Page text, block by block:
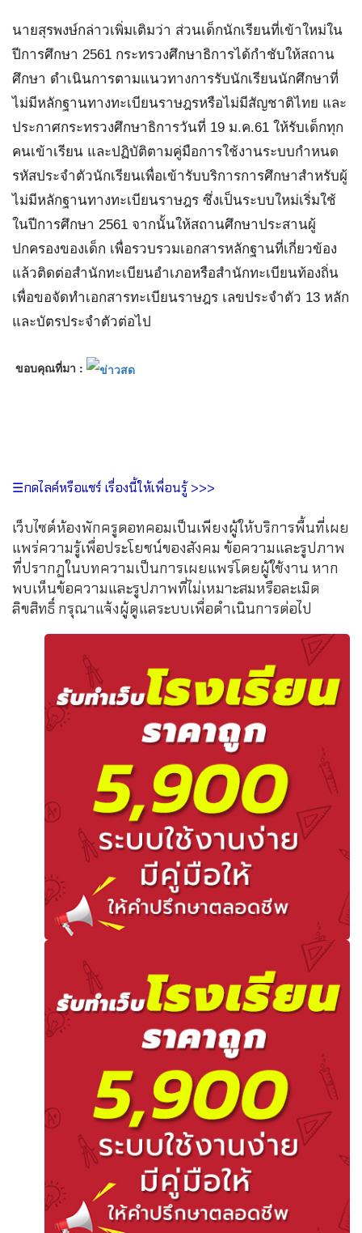
นายสุรพงษ์กล่าวเพิ่มเติมว่า ส่วนเด็กนักเรียนที่เข้าใหม่ใน
ปีการศึกษา 2561 กระทรวงศึกษาธิการได้กำชับให้สถาน
ศึกษา ดำเนินการตามแนวทางการรับนักเรียนนักศึกษาที่
ไม่มีหลักฐานทางทะเบียนราษฎรหรือไม่มีสัญชาติไทย และ
ประกาศกระทรวงศึกษาธิการวันที่ 19 ม.ค.61 ให้รับเด็กทุก
คนเข้าเรียน และปฏิบัติตามคู่มือการใช้งานระบบกำหนด
รหัสประจำตัวนักเรียนเพื่อเข้ารับบริการการศึกษาสำหรับผู้
ไม่มีหลักฐานทางทะเบียนราษฎร ซึ่งเป็นระบบใหม่เริ่มใช้
ในปีการศึกษา 2561 จากนั้นให้สถานศึกษาประสานผู้
ปกครองของเด็ก เพื่อรวบรวมเอกสารหลักฐานที่เกี่ยวข้อง
แล้วติดต่อสำนักทะเบียนอำเภอหรือสำนักทะเบียนท้องถิ่น
เพื่อขอจัดทำเอกสารทะเบียนราษฎร เลขประจำตัว 13 หลัก
และบัตรประจำตัวต่อไป
ขอบคุณที่มา :
☰กดไลค์หรือแชร์ เรื่องนี้ให้เพื่อนรู้ >>>
เว็บไซต์ห้องพักครูดอทคอมเป็นเพียงผู้ให้บริการพื้นที่เผย
แพร่ความรู้เพื่อประโยชน์ของสังคม ข้อความและรูปภาพ
ที่ปรากฏในบทความเป็นการเผยแพร่โดยผู้ใช้งาน หาก
พบเห็นข้อความและรูปภาพที่ไม่เหมาะสมหรือละเมิด
ลิขสิทธิ์ กรุณาแจ้งผู้ดูแลระบบเพื่อดำเนินการต่อไป